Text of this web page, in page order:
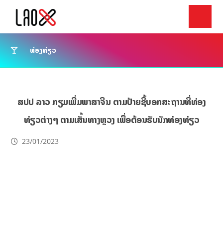
ທ່ອງທ່ຽວ
ສປປ ລາວ ກຽມເພີ່ມພາສາຈີນ ຕາມປ້າຍຊີ້ບອກສະຖານທີ່ທ່ອງ
ທ່ຽວຕ່າງໆ ຕາມເສັ້ນທາງຫຼວງ ເພື່ອຕ້ອນຮັບນັກທ່ອງທ່ຽວ
23/01/2023